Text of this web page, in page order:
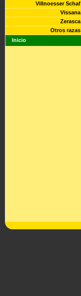
Villnoesser Schaf
Vissana
Zerasca
Otros razas
Inicio